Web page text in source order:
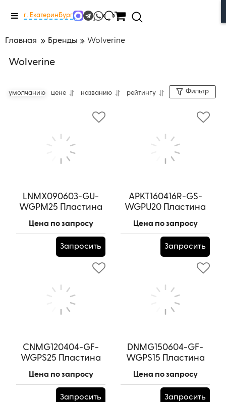
Меню
г. Екатеринбург
Главная Бренды Wolverine
Wolverine
умолчанию цене названию рейтингу Фильтр
LNMX090603-GU-
WGPM25 Пластина
LNMX090603-GU-
WGPM25
Цена по запросу
Запросить
APKT160416R-GS-
WGPU20 Пластина
APKT160416R-GS-
WGPU20
Цена по запросу
Запросить
CNMG120404-GF-
WGPS25 Пластина
CNMG120404-GF-
WGPS25
Цена по запросу
Запросить
DNMG150604-GF-
WGPS15 Пластина
DNMG150604-GF-
WGPS15
Цена по запросу
Запросить